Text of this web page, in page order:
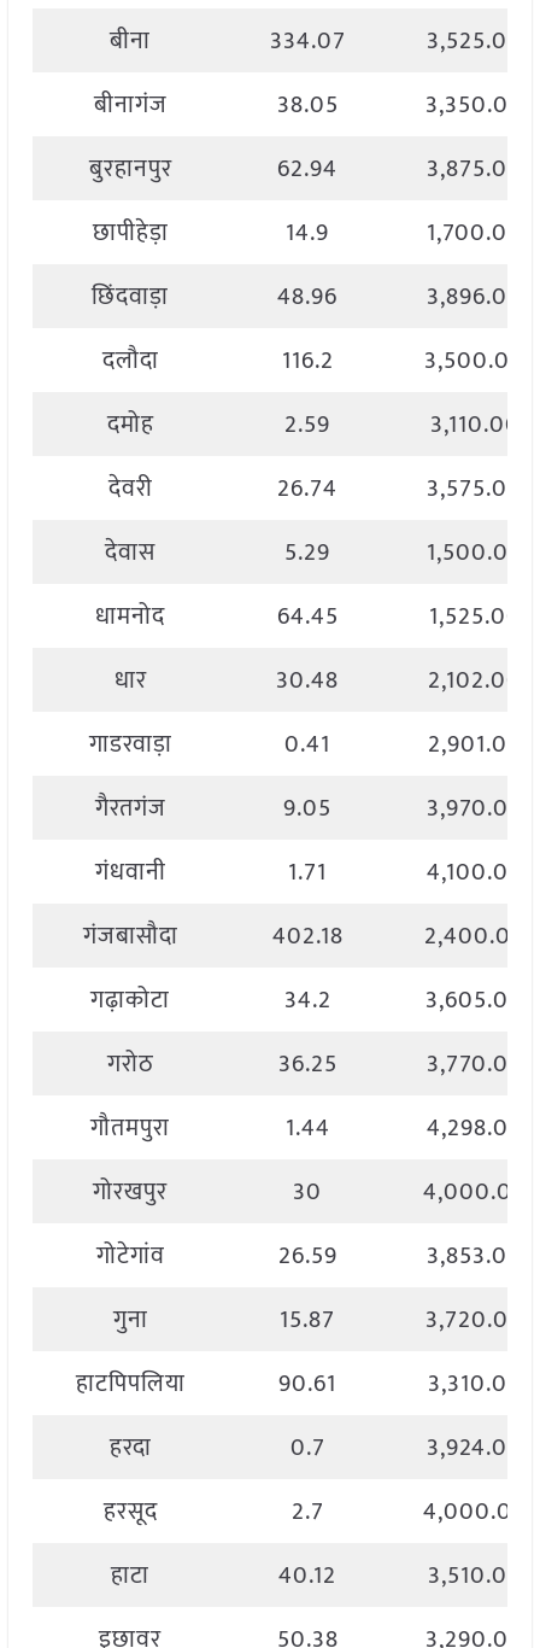
बीना
334.07
3,525.00
बीनागंज
38.05
3,350.00
बुरहानपुर
62.94
3,875.00
छापीहेड़ा
14.9
1,700.00
छिंदवाड़ा
48.96
3,896.00
दलौदा
116.2
3,500.00
दमोह
2.59
3,110.00
देवरी
26.74
3,575.00
देवास
5.29
1,500.00
धामनोद
64.45
1,525.00
धार
30.48
2,102.00
गाडरवाड़ा
0.41
2,901.00
गैरतगंज
9.05
3,970.00
गंधवानी
1.71
4,100.00
गंजबासौदा
402.18
2,400.00
गढ़ाकोटा
34.2
3,605.00
गरोठ
36.25
3,770.00
गौतमपुरा
1.44
4,298.00
गोरखपुर
30
4,000.00
गोटेगांव
26.59
3,853.00
गुना
15.87
3,720.00
हाटपिपलिया
90.61
3,310.00
हरदा
0.7
3,924.00
हरसूद
2.7
4,000.00
हाटा
40.12
3,510.00